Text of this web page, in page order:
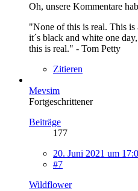
Oh, unsere Kommentare
"None of this is real. This is
it´s black and white one
this is real." - Tom Petty
Zitieren
Mevsim
Fortgeschrittener
Beiträge
177
20. Juni 2021 um
#7
Wildflower